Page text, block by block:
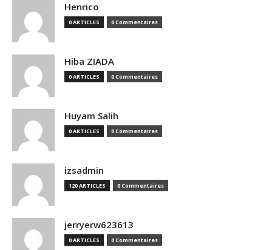
Henrico
0 ARTICLES 0 Commentaires
Hiba ZIADA
0 ARTICLES 0 Commentaires
Huyam Salih
0 ARTICLES 0 Commentaires
izsadmin
120 ARTICLES 0 Commentaires
jerryerw623613
0 ARTICLES 0 Commentaires